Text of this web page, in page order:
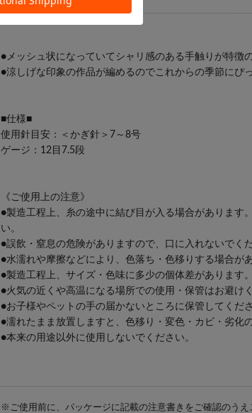
●メッシュ状になっていてシャリ感のある手触りが特徴
●涼しげな印象の作品が編めるのでこれからの季節にぴ
■仕様■
使用針目安：＜かぎ針＞7～8号
ゲージ：12目7.5段
《ご使用上の注意》
●製造工程上、糸の途中に結び目が入る場合があります
い。
●誤飲・窒息の危険がありますので、口に入れないでくだ
●水濡れや摩擦などにより、色落ち・色移りする場合が
●製造工程上、サイズ・色味に多少の個体差があります。
●火気の近くや高温になる場所での使用・保管はお避け
●お子様やペットの手の届かないところに保管してくださ
●濡れたまま放置しますと、色移り・変色・カビ・劣化
●本来の用途以外に使用しないでください。
※ご使用前に、パッケージに記載の注意書きをご確認のうえ